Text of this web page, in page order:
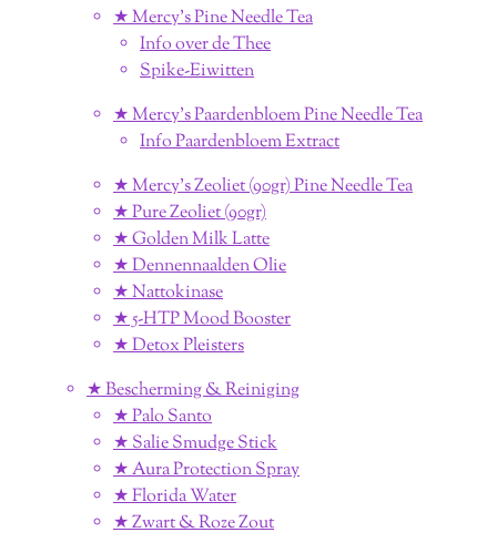
★ Mercy's Pine Needle Tea
Info over de Thee
Spike-Eiwitten
★ Mercy's Paardenbloem Pine Needle Tea
Info Paardenbloem Extract
★ Mercy's Zeoliet (90gr) Pine Needle Tea
★ Pure Zeoliet (90gr)
★ Golden Milk Latte
★ Dennennaalden Olie
★ Nattokinase
★ 5-HTP Mood Booster
★ Detox Pleisters
★ Bescherming & Reiniging
★ Palo Santo
★ Salie Smudge Stick
★ Aura Protection Spray
★ Florida Water
★ Zwart & Roze Zout